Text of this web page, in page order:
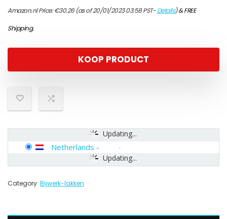
Amazon.nl Price:€30.26(as of 20/01/2023 03:58 PST-Details)&FREE
Shipping.
KOOP PRODUCT
Updating...
Updating...
Netherlands -
Category: Bijwerk-lakken